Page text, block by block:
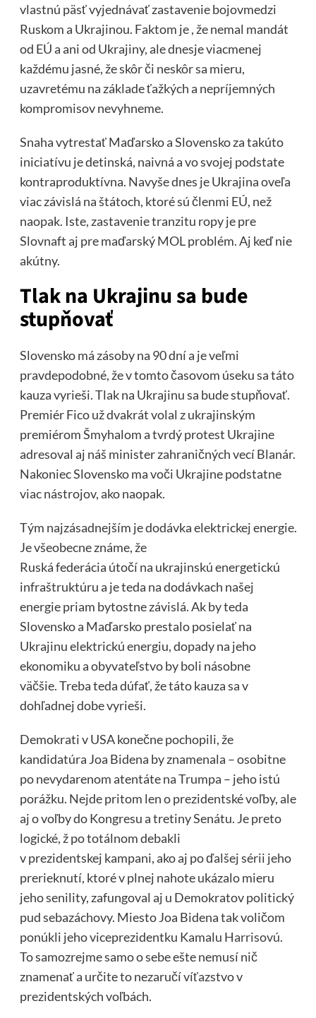
vlastnú päsť vyjednávať zastavenie bojovmedzi
Ruskom a Ukrajinou. Faktom je , že nemal mandát
od EÚ a ani od Ukrajiny, ale dnesje viacmenej
každému jasné, že skôr či neskôr sa mieru,
uzavretému na základe ťažkých a nepríjemných
kompromisov nevyhneme.
Snaha vytrestať Maďarsko a Slovensko za takúto
iniciatívu je detinská, naivná a vo svojej podstate
kontraproduktívna. Navyše dnes je Ukrajina oveľa
viac závislá na štátoch, ktoré sú členmi EÚ, než
naopak. Iste, zastavenie tranzitu ropy je pre
Slovnaft aj pre maďarský MOL problém. Aj keď nie
akútny.
Tlak na Ukrajinu sa bude
stupňovať
Slovensko má zásoby na 90 dní a je veľmi
pravdepodobné, že v tomto časovom úseku sa táto
kauza vyrieši. Tlak na Ukrajinu sa bude stupňovať.
Premiér Fico už dvakrát volal z ukrajinským
premiérom Šmyhalom a tvrdý protest Ukrajine
adresoval aj náš minister zahraničných vecí Blanár.
Nakoniec Slovensko ma voči Ukrajine podstatne
viac nástrojov, ako naopak.
Tým najzásadnejším je dodávka elektrickej energie.
Je všeobecne známe, že
Ruská federácia útočí na ukrajinskú energetickú
infraštruktúru a je teda na dodávkach našej
energie priam bytostne závislá. Ak by teda
Slovensko a Maďarsko prestalo posielať na
Ukrajinu elektrickú energiu, dopady na jeho
ekonomiku a obyvateľstvo by boli násobne
väčšie. Treba teda dúfať, že táto kauza sa v
dohľadnej dobe vyrieši.
Demokrati v USA konečne pochopili, že
kandidatúra Joa Bidena by znamenala – osobitne
po nevydarenom atentáte na Trumpa – jeho istú
porážku. Nejde pritom len o prezidentské voľby, ale
aj o voľby do Kongresu a tretiny Senátu. Je preto
logické, ž po totálnom debakli
v prezidentskej kampani, ako aj po ďalšej sérii jeho
prerieknutí, ktoré v plnej nahote ukázalo mieru
jeho senility, zafungoval aj u Demokratov politický
pud sebazáchovy. Miesto Joa Bidena tak voličom
ponúkli jeho viceprezidentku Kamalu Harrisovú.
To samozrejme samo o sebe ešte nemusí nič
znamenať a určite to nezaručí víťazstvo v
prezidentských voľbách.